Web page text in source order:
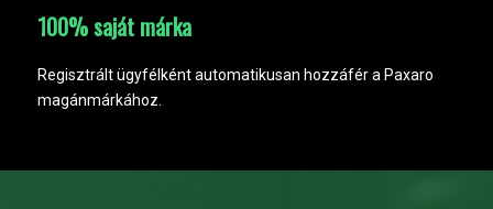
100% saját márka
Regisztrált ügyfélként automatikusan hozzáfér a Paxaro
magánmárkához.